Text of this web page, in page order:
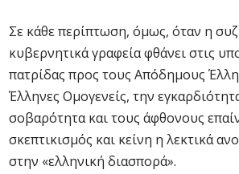
Σε κάθε περίπτωση, όμως, όταν η
κυβερνητικά γραφεία φθάνει στις
πατρίδας προς τους Απόδημους
Έλληνες Ομογενείς, την
σοβαρότητα και τους άφθονους
σκεπτικισμός και κείνη η λεκτικά
στην «ελληνική διασπορά».